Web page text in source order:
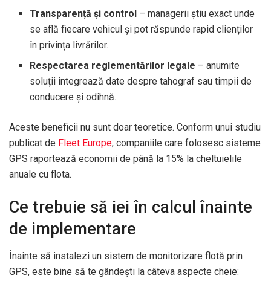
Transparență și control – managerii știu exact unde
se află fiecare vehicul și pot răspunde rapid clienților
în privința livrărilor.
Respectarea reglementărilor legale – anumite
soluții integrează date despre tahograf sau timpii de
conducere și odihnă.
Aceste beneficii nu sunt doar teoretice. Conform unui studiu
publicat de Fleet Europe, companiile care folosesc sisteme
GPS raportează economii de până la 15% la cheltuielile
anuale cu flota.
Ce trebuie să iei în calcul înainte
de implementare
Înainte să instalezi un sistem de monitorizare flotă prin
GPS, este bine să te gândești la câteva aspecte cheie: